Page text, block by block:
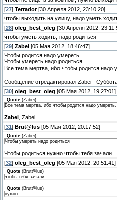
[27] Terrador[30 Апреля 2012, 23:10:20]
чтобы выходить на улицу, надо уметь
[28] oleg_best_oleg [30 Апреля 2012,
чтобы уметь ходить, надо родиться
[29] Zabei [05 Мая 2012, 18:46:47]
Чтобы родится надо умереть
Чтобы умереть надо родиться
Всё тема мертва, ибо чтобы родится надо
Сообщение отредактировал Zabei -
[30] oleg_best_oleg [05 Мая 2012, 19:27:01]
Quote (Zabei)
Всё тема мертва, ибо чтобы родится надо
Zabei , Zabei
[31 ] Brut@lus [05 Мая 2012, 20:17:52]
Quote (Zabei)
Чтобы умереть надо родиться
Чтобы родиться нужно чтобы тебя зачали
[32] oleg_best_oleg [05 Мая 2012, 20:51:41]
Quote (Brut@lus)
чтобы тебя зачали
Quote (Brut@lus)
нужно